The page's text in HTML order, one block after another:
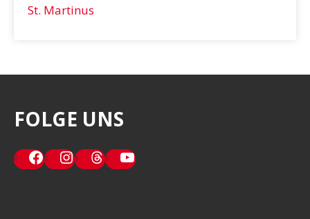
St. Martinus
FOLGE UNS
Facebook
Instagram
Threads